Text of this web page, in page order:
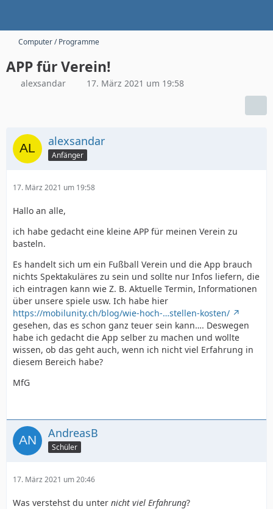
Computer / Programme
APP für Verein!
alexsandar 17. März 2021 um 19:58
alexsandar
Anfänger
17. März 2021 um 19:58
Hallo an alle,
ich habe gedacht eine kleine APP für meinen Verein zu
basteln.
Es handelt sich um ein Fußball Verein und die App brauch
nichts Spektakuläres zu sein und sollte nur Infos liefern, die
ich eintragen kann wie Z. B. Aktuelle Termin, Informationen
über unsere spiele usw. Ich habe hier
https://mobilunity.ch/blog/wie-hoch-…stellen-kosten/
gesehen, das es schon ganz teuer sein kann…. Deswegen
habe ich gedacht die App selber zu machen und wollte
wissen, ob das geht auch, wenn ich nicht viel Erfahrung in
diesem Bereich habe?
MfG
AndreasB
Schüler
17. März 2021 um 20:46
Was verstehst du unter nicht viel Erfahrung?